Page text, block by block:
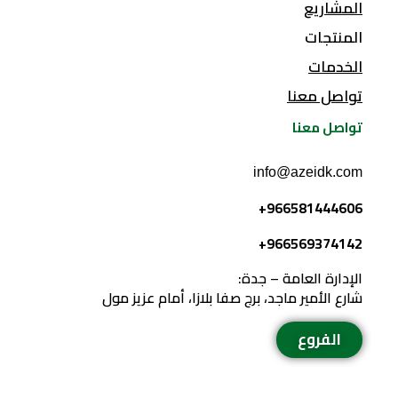
المشاريع
المنتجات
الخدمات
تواصل معنا
تواصل معنا
info@azeidk.com
966581444606+
966569374142+
الإدارة العامة – جدة:
شارع الأمير ماجد، برج صفا بلازا، أمام عزيز مول
الفروع